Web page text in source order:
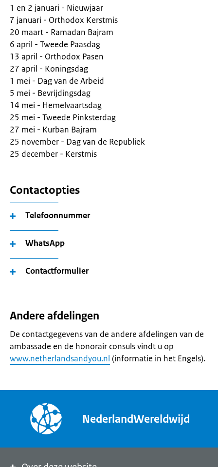
1 en 2 januari - Nieuwjaar
7 januari - Orthodox Kerstmis
20 maart - Ramadan Bajram
6 april - Tweede Paasdag
13 april - Orthodox Pasen
27 april - Koningsdag
1 mei - Dag van de Arbeid
5 mei - Bevrijdingsdag
14 mei - Hemelvaartsdag
25 mei - Tweede Pinksterdag
27 mei - Kurban Bajram
25 november - Dag van de Republiek
25 december - Kerstmis
Contactopties
Telefoonnummer
WhatsApp
Contactformulier
Andere afdelingen
De contactgegevens van de andere afdelingen van de
ambassade en de honorair consuls vindt u op
www.netherlandsandyou.nl (informatie in het Engels).
NederlandWereldwijd